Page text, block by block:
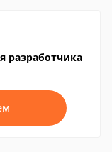
разработчика